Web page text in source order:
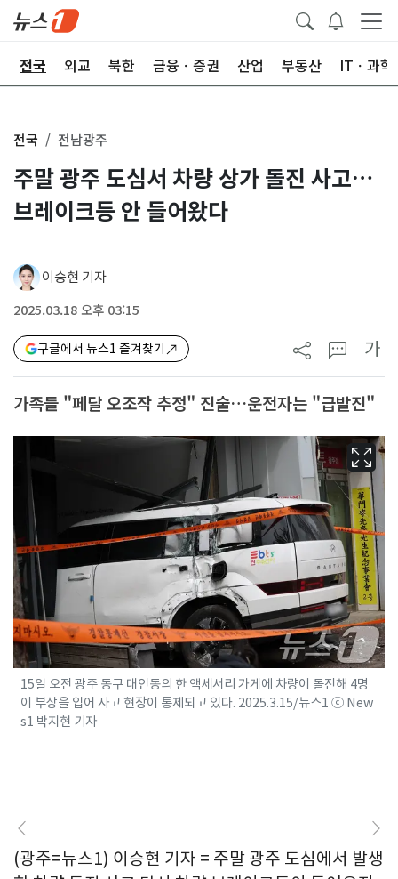
전국 외교 북한 금융ㆍ증권 산업 부동산 ITㆍ과학
전국 전남광주
주말 광주 도심서 차량 상가 돌진 사고…
브레이크등 안 들어왔다
이승현 기자
2025.03.18 오후 03:15
구글에서 뉴스1 즐겨찾기 가
가족들 "페달 오조작 추정" 진술…운전자는 "급발진"
15일 오전 광주 동구 대인동의 한 액세서리 가게에 차량이 돌진해 4명
이 부상을 입어 사고 현장이 통제되고 있다. 2025.3.15/뉴스1 ⓒ New
s1 박지현 기자
(광주=뉴스1) 이승현 기자 = 주말 광주 도심에서 발생